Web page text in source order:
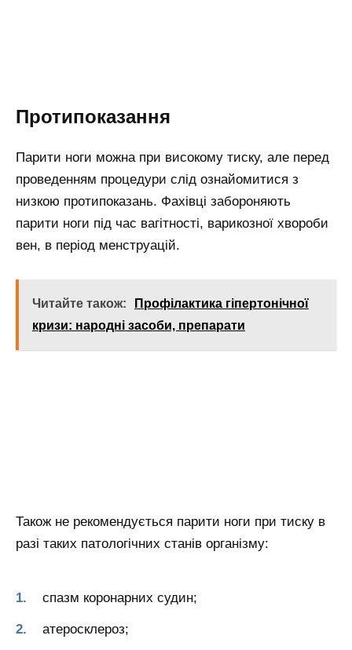
Протипоказання
Парити ноги можна при високому тиску, але перед
проведенням процедури слід ознайомитися з
низкою протипоказань. Фахівці забороняють
парити ноги під час вагітності, варикозної хвороби
вен, в період менструацій.
Читайте також:
Профілактика гіпертонічної
кризи: народні засоби, препарати
Також не рекомендується парити ноги при тиску в
разі таких патологічних станів організму:
спазм коронарних судин;
атеросклероз;